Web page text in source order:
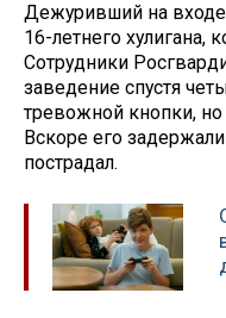
Дежуривший на входе
16-летнего хулигана,
Сотрудники
заведение спустя
тревожной кнопки,
Вскоре его
пострадал.